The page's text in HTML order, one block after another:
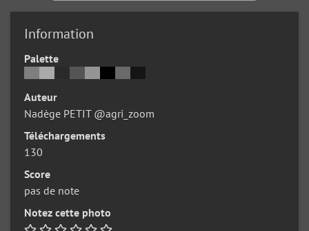
Information
Palette
Auteur
Nadège PETIT @agri_zoom
Téléchargements
130
Score
pas de note
Notez cette photo